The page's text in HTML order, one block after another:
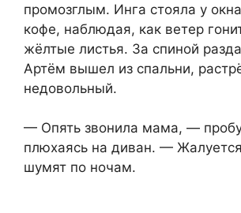
промозглым. Инга стояла у
кофе, наблюдая, как ветер
жёлтые листья. За спиной
Артём вышел из спальни,
недовольный.
— Опять звонила мама, —
плюхаясь на диван. —
шумят по ночам.